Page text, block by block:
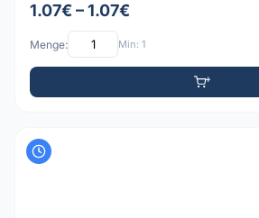
1.07€ – 1.07€
Menge: Min: 1